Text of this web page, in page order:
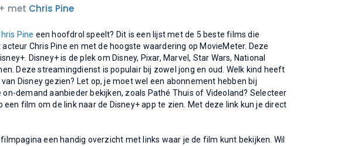
met Chris Pine
Pine een hoofdrol speelt? Dit is een lijst met de 5 beste films die
Chris Pine en met de hoogste waardering op MovieMeter. Deze
Disney+ is de plek om Disney, Pixar, Marvel, Star Wars, National
Deze streamingdienst is populair bij zowel jong en oud. Welk kind heeft
Disney gezien? Let op, je moet wel een abonnement hebben bij
on-demand aanbieder bekijken, zoals Pathé Thuis of Videoland? Selecteer
film om de link naar de Disney+ app te zien. Met deze link kun je direct
een handig overzicht met links waar je de film kunt bekijken. Wil